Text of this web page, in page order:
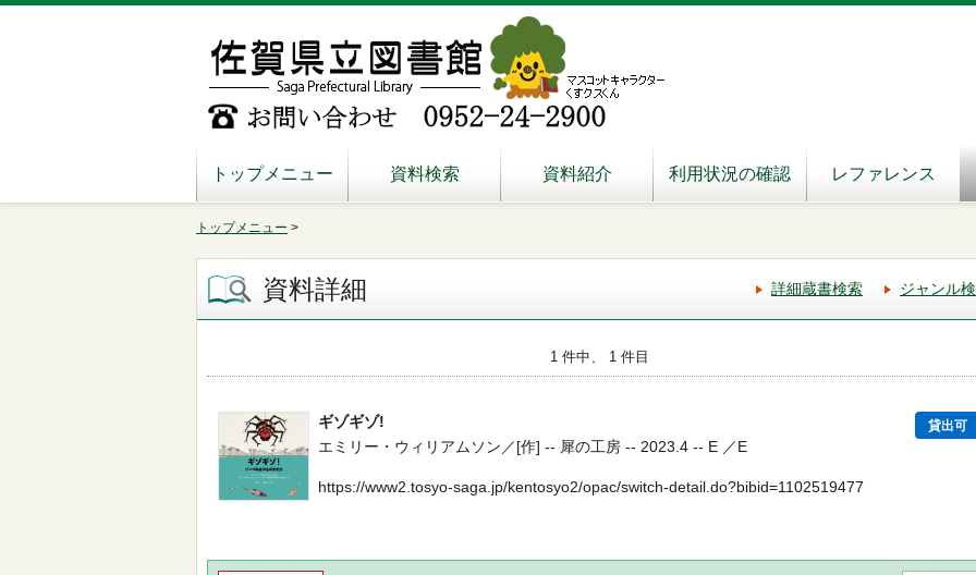
トップメニュー 資料検索 資料紹介 利用状況の確認 レファレンス
トップメニュー >
資料詳細 詳細蔵書検索 ジャンル
1 件中、 1 件目
ギゾギゾ! 貸出可
エミリー・ウィリアムソン／[作] -- 犀の工房 -- 2023.4 -- E ／E
https://www2.tosyo-saga.jp/kentosyo2/opac/switch-detail.do?bibid=1102519477